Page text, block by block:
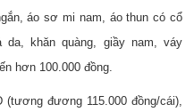
áo sơ mi nam, áo thun có cổ
khăn quàng, giầy nam, váy
hơn 100.000 đồng.
(tương đương 115.000 đồng/cái),